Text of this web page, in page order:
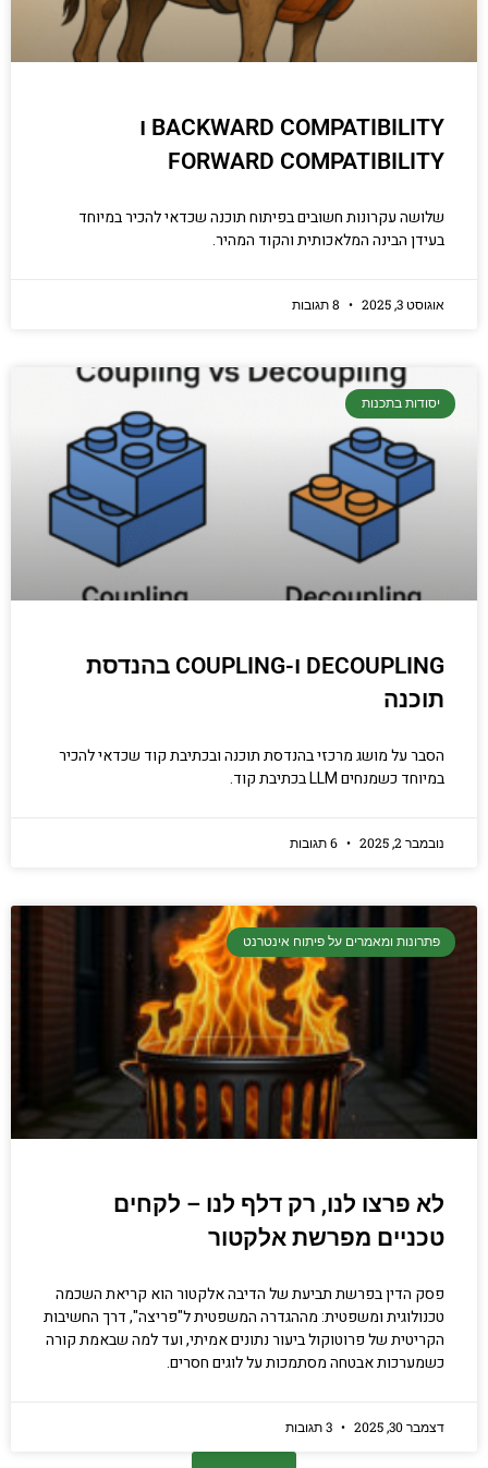
BACKWARD COMPATIBILITY ו
FORWARD COMPATIBILITY
שלושה עקרונות חשובים בפיתוח תוכנה שכדאי להכיר במיוחד
בעידן הבינה המלאכותית והקוד המהיר.
אוגוסט 3, 2025
יסודות בתכנות
DECOUPLING ו-COUPLING בהנדסת
תוכנה
הסבר על מושג מרכזי בהנדסת תוכנה ובכתיבת קוד שכדאי להכיר
במיוחד כשמנחים LLM בכתיבת קוד.
נובמבר 2, 2025
פתרונות ומאמרים על פיתוח אינטרנט
לא פרצו לנו, רק דלף לנו – לקחים
טכניים מפרשת אלקטור
פסק הדין בפרשת תביעת של הדיבה אלקטור הוא קריאת השכמה
טכנולוגית ומשפטית: מההגדרה המשפטית ל"פריצה", דרך החשיבות
הקריטית של פרוטוקול ביעור נתונים אמיתי, ועד למה שבאמת קורה
כשמערכות אבטחה מסתמכות על לוגים חסרים.
דצמבר 30, 2025